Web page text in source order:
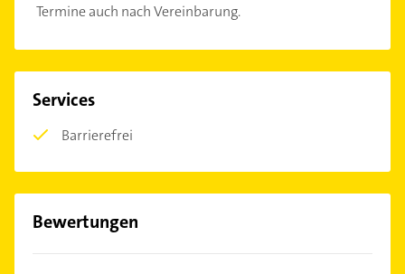
Termine auch nach Vereinbarung.
Services
Barrierefrei
Bewertungen